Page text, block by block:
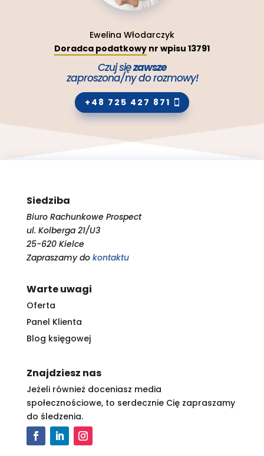
Ewelina Włodarczyk
Doradca podatkowy nr wpisu 13791
Czuj sięzawsze
zaproszona/ny do rozmowy!
+48 725 427 871
Siedziba
Biuro Rachunkowe Prospect
ul. Kolberga 21/U3
25-620 Kielce
Zapraszamy do kontaktu
Warte uwagi
Oferta
Panel Klienta
Blog księgowej
Znajdziesz nas
Jeżeli również doceniasz media
społecznościowe, to serdecznie Cię zapraszamy
do śledzenia.